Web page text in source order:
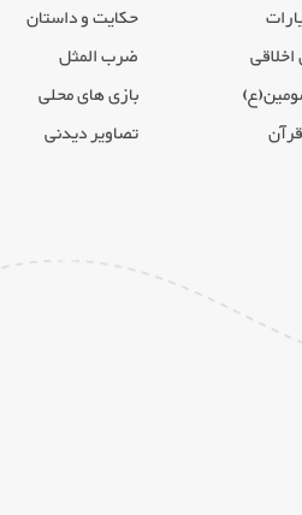
حکایت و داستان
ضرب المثل
بازی های محلی
تصاویر دیدنی